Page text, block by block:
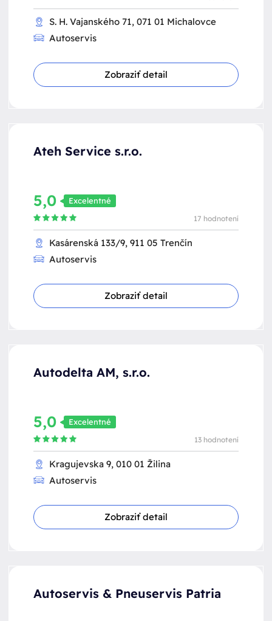
S. H. Vajanského 71, 071 01 Michalovce
Autoservis
Zobraziť detail
Ateh Service s.r.o.
5,0 Excelentné
17 hodnotení
Kasárenská 133/9, 911 05 Trenčín
Autoservis
Zobraziť detail
Autodelta AM, s.r.o.
5,0 Excelentné
13 hodnotení
Kragujevska 9, 010 01 Žilina
Autoservis
Zobraziť detail
Autoservis & Pneuservis Patria